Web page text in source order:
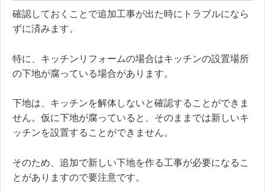
確認しておくことで追加工事が出た時にトラブルになら
ずに済みます。
特に、キッチンリフォームの場合はキッチンの設置場所
の下地が腐っている場合があります。
下地は、キッチンを解体しないと確認することができま
せん。 仮に下地が腐っていると、そのままでは新しいキ
ッチンを設置することができません。
そのため、追加で新しい下地を作る工事が必要になるこ
とがありますので要注意です。